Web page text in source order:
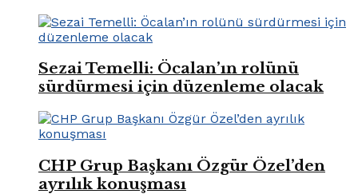
Sezai Temelli: Öcalan’ın rolünü
sürdürmesi için düzenleme olacak
CHP Grup Başkanı Özgür Özel’den
ayrılık konuşması